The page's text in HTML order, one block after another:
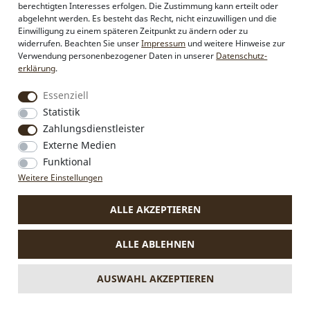
Firmenkunden
Sonderanfertigungen
Pressebereich
Kontakt & Impressum
Social Media
Instagram
Facebook
VERTRAG WIDERRUFEN
Die durchgestrichenen Preise entsprechen dem bisherigen Preis
** Gilt für Lieferungen nach Deutschland. Lieferzeiten für andere
berechtigten Interesses erfolgen. Die Zustimmung kann erteilt oder
abgelehnt werden. Es besteht das Recht, nicht einzuwilligen und die
Einwilligung zu einem späteren Zeitpunkt zu ändern oder zu
widerrufen. Beachten Sie unserImpressum und weitere Hinweise zur
Verwendung personenbezogener Daten in unserer Daten­schutz­
erklärung.
Essenziell
Statistik
Zahlungsdienstleister
Externe Medien
Funktional
Weitere Einstellungen
ALLE AKZEPTIEREN
ALLE ABLEHNEN
AUSWAHL AKZEPTIEREN